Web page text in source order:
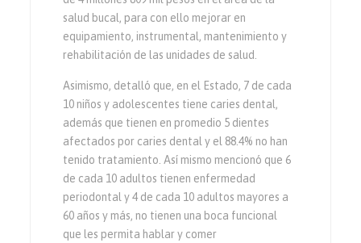
salud bucal, para con ello mejorar en
equipamiento, instrumental, mantenimiento y
rehabilitación de las unidades de salud.
Asimismo, detalló que, en el Estado, 7 de cada
10 niños y adolescentes tiene caries dental,
además que tienen en promedio 5 dientes
afectados por caries dental y el 88.4% no han
tenido tratamiento. Así mismo mencionó que 6
de cada 10 adultos tienen enfermedad
periodontal y 4 de cada 10 adultos mayores a
60 años y más, no tienen una boca funcional
que les permita hablar y comer